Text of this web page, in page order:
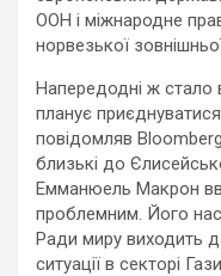
ООН і міжнародне
норвезької
Напередодні ж
планує
повідомляв
близькі до
Емманюель Макрон
проблемним. Його
Ради миру виходить
ситуації в секторі